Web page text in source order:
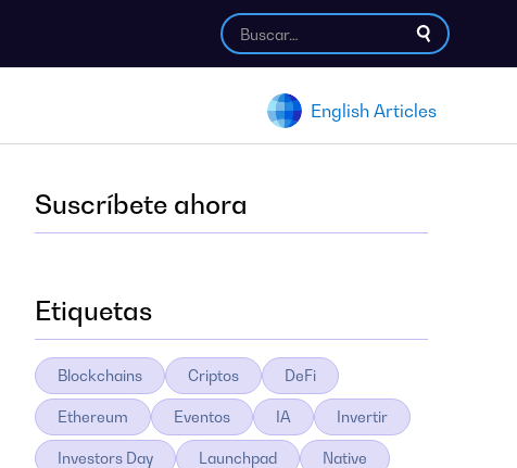
English Articles
Suscríbete ahora
Etiquetas
Blockchains Criptos DeFi
Ethereum Eventos IA Invertir
Investors Day Launchpad Native